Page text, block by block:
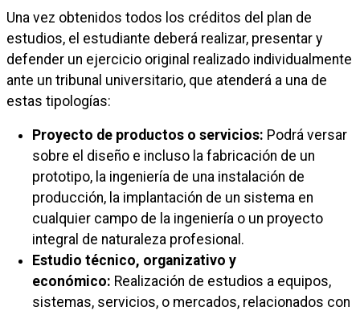
Una vez obtenidos todos los créditos del plan de
estudios, el estudiante deberá realizar, presentar y
defender un ejercicio original realizado individualmente
ante un tribunal universitario, que atenderá a una de
estas tipologías:
Proyecto de productos o servicios: Podrá versar
sobre el diseño e incluso la fabricación de un
prototipo, la ingeniería de una instalación de
producción, la implantación de un sistema en
cualquier campo de la ingeniería o un proyecto
integral de naturaleza profesional.
Estudio técnico, organizativo y
económico: Realización de estudios a equipos,
sistemas, servicios, o mercados, relacionados con